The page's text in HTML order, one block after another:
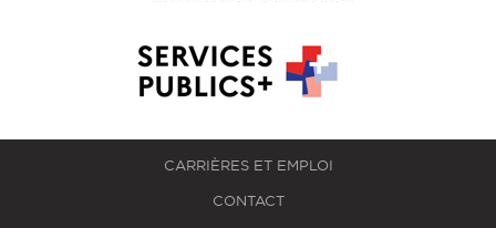
CARRIÈRES ET EMPLOI
CONTACT